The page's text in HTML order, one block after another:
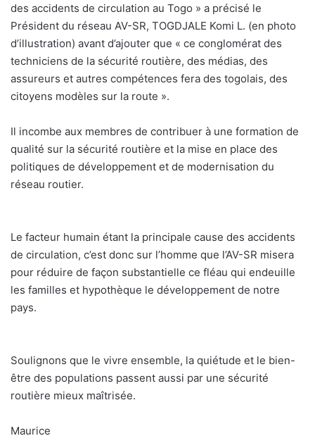
des accidents de circulation au Togo » a précisé le
Président du réseau AV-SR, TOGDJALE Komi L. (en photo
d’illustration) avant d’ajouter que « ce conglomérat des
techniciens de la sécurité routière, des médias, des
assureurs et autres compétences fera des togolais, des
citoyens modèles sur la route ».
Il incombe aux membres de contribuer à une formation de
qualité sur la sécurité routière et la mise en place des
politiques de développement et de modernisation du
réseau routier.
Le facteur humain étant la principale cause des accidents
de circulation, c’est donc sur l’homme que l’AV-SR misera
pour réduire de façon substantielle ce fléau qui endeuille
les familles et hypothèque le développement de notre
pays.
Soulignons que le vivre ensemble, la quiétude et le bien-
être des populations passent aussi par une sécurité
routière mieux maîtrisée.
Maurice